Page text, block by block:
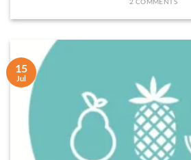
2 COMMENTS
15
Jul